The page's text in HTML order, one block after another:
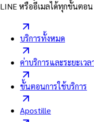
LINE หรืออีเมลได้ทุกขั้นตอน
บริการทั้งหมด
ค่าบริการและระยะเวล
ขั้นตอนการใช้บริการ
Apostille